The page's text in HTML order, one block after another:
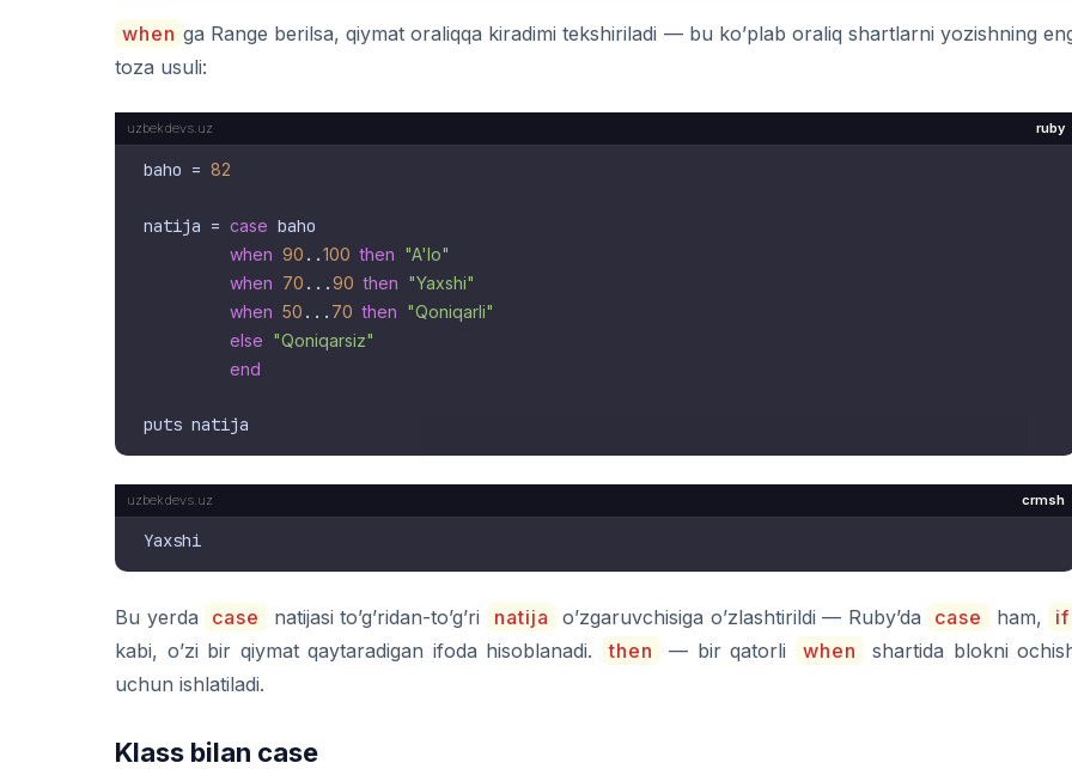
when ga Range berilsa, qiymat oraliqqa kiradimi tekshiriladi — bu ko’plab oraliq shartlarni yozishning
toza usuli:
ruby
baho = 82
natija = case baho
when 90 ..100 then "A'lo"
when 70 ...90 then "Yaxshi"
when 50 ... 70 then "Qoniqarli"
else "Qoniqarsiz"
end
crmsh
Bu yerda case natijasi to’g’ridan-to’g’ri natija o’zgaruvchisiga o’zlashtirildi — Ruby’da case ham,
if
kabi, o’zi bir qiymat qaytaradigan ifoda hisoblanadi.
then — bir qatorli when
shartida blokni
uchun ishlatiladi.
Klass bilan case